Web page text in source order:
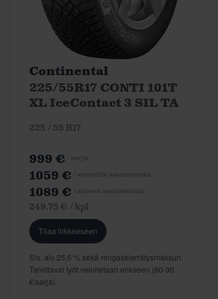
Continental
225/55R17 CONTI 101T
XL IceContact 3 SIL TA
225 / 55 R17
999 €
1059 €
1089 €
249.75 € / kpl
Tilaa liikkeeseen
Sis. alv 25,5 % sekä rengaskierrätysmaksun.
Tarvittavat työt veloitetaan erikseen (60-90
€/sarja).